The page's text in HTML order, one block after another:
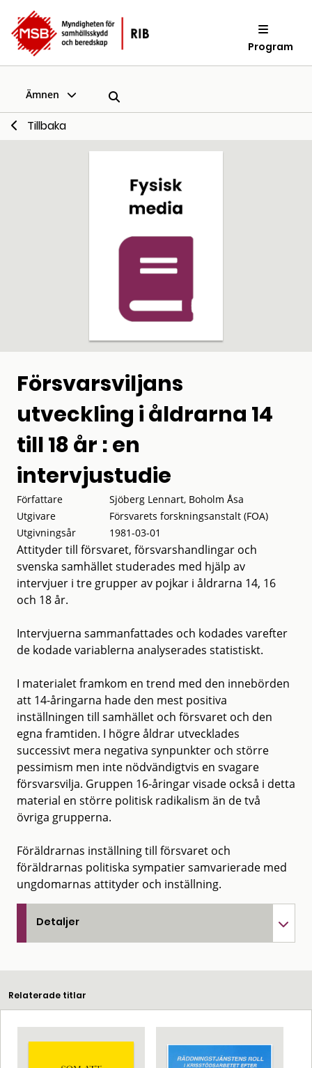
Program
Ämnen
Tillbaka
Försvarsviljans
utveckling i åldrarna 14
till 18 år : en
intervjustudie
Författare
Sjöberg Lennart, Boholm Åsa
Utgivare
Försvarets forskningsanstalt (FOA)
Utgivningsår
1981-03-01
Attityder till försvaret, försvarshandlingar och
svenska samhället studerades med hjälp av
intervjuer i tre grupper av pojkar i åldrarna 14, 16
och 18 år.
Intervjuerna sammanfattades och kodades varefter
de kodade variablerna analyserades statistiskt.
I materialet framkom en trend med den innebörden
att 14-åringarna hade den mest positiva
inställningen till samhället och försvaret och den
egna framtiden. I högre åldrar utvecklades
successivt mera negativa synpunkter och större
pessimism men inte nödvändigtvis en svagare
försvarsvilja. Gruppen 16-åringar visade också i detta
material en större politisk radikalism än de två
övriga grupperna.
Föräldrarnas inställning till försvaret och
föräldrarnas politiska sympatier samvarierade med
ungdomarnas attityder och inställning.
Detaljer
Relaterade titlar